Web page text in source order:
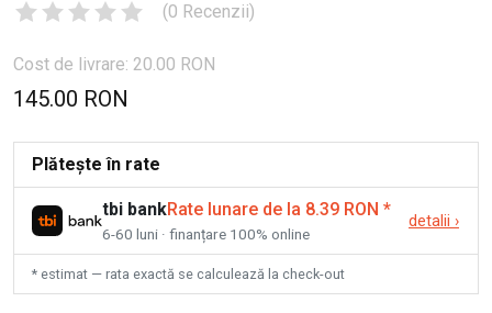
(0 Recenzii)
Cost de livrare: 20.00 RON
145.00 RON
Plătește în rate
tbi bankRate lunare de la 8.39 RON *
6-60 luni · finanțare 100% online
detalii ›
* estimat — rata exactă se calculează la check-out